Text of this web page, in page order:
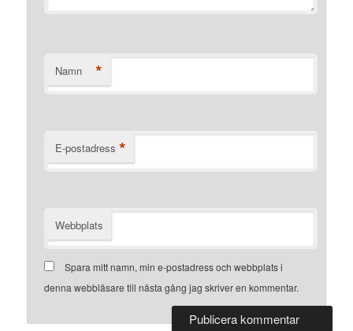
Namn *
E-postadress *
Webbplats
Spara mitt namn, min e-postadress och webbplats i
denna webbläsare till nästa gång jag skriver en kommentar.